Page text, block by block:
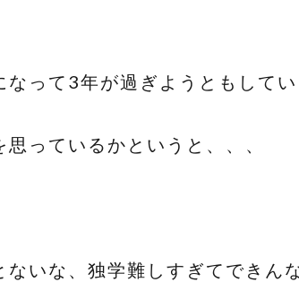
って3年が過ぎようともしてい
っているかというと、、、
いな、独学難しすぎてできんな